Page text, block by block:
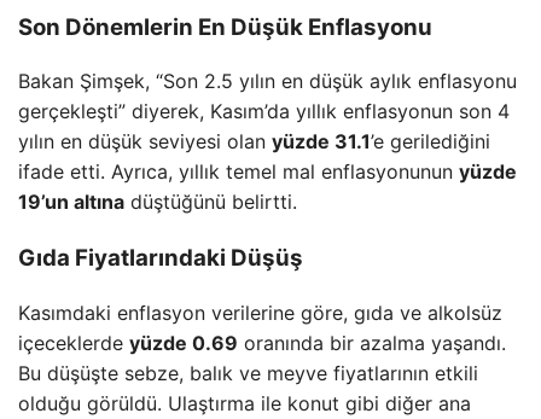
Son Dönemlerin En Düşük Enflasyonu
Bakan Şimşek, “Son 2.5 yılın en düşük aylık enflasyonu
gerçekleşti” diyerek, Kasım’da yıllık enflasyonun son 4
yılın en düşük seviyesi olan yüzde 31.1’e gerilediğini
ifade etti. Ayrıca, yıllık temel mal enflasyonunun yüzde
19’un altına düştüğünü belirtti.
Gıda Fiyatlarındaki Düşüş
Kasımdaki enflasyon verilerine göre, gıda ve alkolsüz
içeceklerde yüzde 0.69 oranında bir azalma yaşandı.
Bu düşüşte sebze, balık ve meyve fiyatlarının etkili
olduğu görüldü. Ulaştırma ile konut gibi diğer ana